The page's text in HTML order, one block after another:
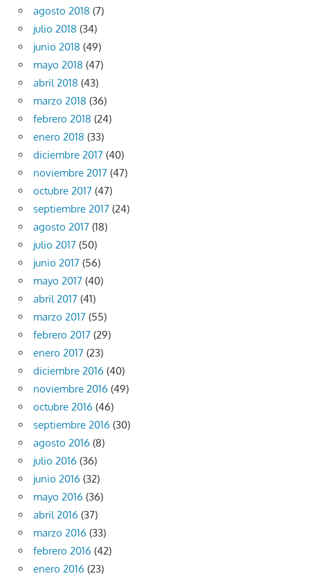
agosto 2018 (7)
julio 2018 (34)
junio 2018 (49)
mayo 2018 (47)
abril 2018 (43)
marzo 2018 (36)
febrero 2018 (24)
enero 2018 (33)
diciembre 2017 (40)
noviembre 2017 (47)
octubre 2017 (47)
septiembre 2017 (24)
agosto 2017 (18)
julio 2017 (50)
junio 2017 (56)
mayo 2017 (40)
abril 2017 (41)
marzo 2017 (55)
febrero 2017 (29)
enero 2017 (23)
diciembre 2016 (40)
noviembre 2016 (49)
octubre 2016 (46)
septiembre 2016 (30)
agosto 2016 (8)
julio 2016 (36)
junio 2016 (32)
mayo 2016 (36)
abril 2016 (37)
marzo 2016 (33)
febrero 2016 (42)
enero 2016 (23)